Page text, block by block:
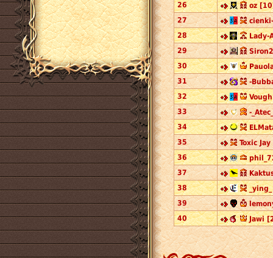
26
oz
27
28
Lady-
29
30
31
-
32
33
-
34
35
Toxic
36
37
38
39
40
Jawi